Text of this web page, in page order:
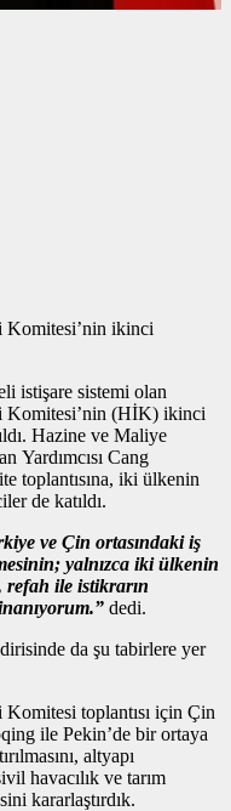
Komitesi’nin ikinci
istişare sistemi olan
Komitesi’nin (HİK) ikinci
Hazine ve Maliye
Yardımcısı Cang
toplantısına, iki ülkenin
de katıldı.
ve Çin ortasındaki iş
yalnızca iki ülkenin
refah ile istikrarın
dedi.
da şu tabirlere yer
toplantısı için Çin
ile Pekin’de bir ortaya
havacılık ve tarım
kararlaştırdık.